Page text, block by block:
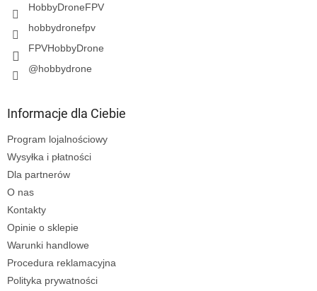
HobbyDroneFPV
hobbydronefpv
FPVHobbyDrone
@hobbydrone
Informacje dla Ciebie
Program lojalnościowy
Wysyłka i płatności
Dla partnerów
O nas
Kontakty
Opinie o sklepie
Warunki handlowe
Procedura reklamacyjna
Polityka prywatności